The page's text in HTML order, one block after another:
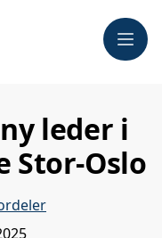
Meny
leder i
Stor-Oslo